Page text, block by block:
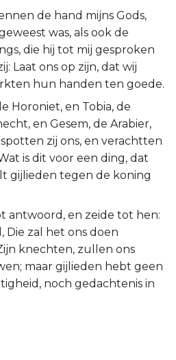
de hand mijns Gods,
was, als ook de
die hij tot mij gesproken
Laat ons op zijn, dat wij
hun handen ten goede.
Horoniet, en Tobia, de
en Gesem, de Arabier,
zij ons, en verachtten
is dit voor een ding, dat
gijlieden tegen de koning
antwoord, en zeide tot hen:
Die zal het ons doen
knechten, zullen ons
maar gijlieden hebt geen
noch gedachtenis in